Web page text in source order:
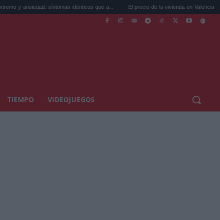
síntomas idénticos que a... El precio de la vivienda en Valencia sube a 3.485 ...
TIEMPO VIDEOJUEGOS